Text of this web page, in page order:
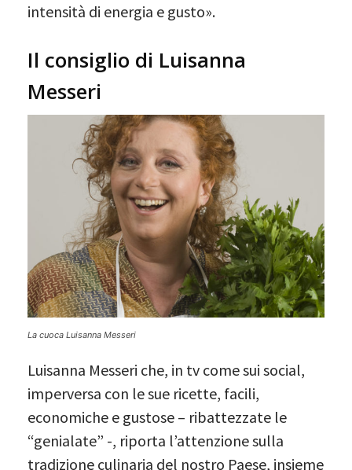
intensità di energia e gusto».
Il consiglio di Luisanna
Messeri
La cuoca Luisanna Messeri
Luisanna Messeri che, in tv come sui social,
imperversa con le sue ricette, facili,
economiche e gustose – ribattezzate le
“genialate” -, riporta l’attenzione sulla
tradizione culinaria del nostro Paese, insieme